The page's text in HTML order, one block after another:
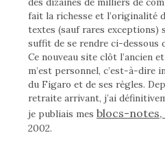
fait la richesse et l’originalité
textes (sauf rares exceptions)
suffit de se rendre ci-dessous
Ce nouveau site clôt l’ancien
m’est personnel, c’est-à-dire
du Figaro et de ses règles.
retraite arrivant, j’ai
je publiais mes blocs-notes,
2002.